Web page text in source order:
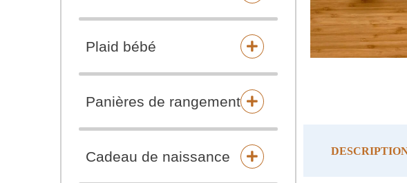
Plaid bébé
Panières de rangement
Cadeau de naissance